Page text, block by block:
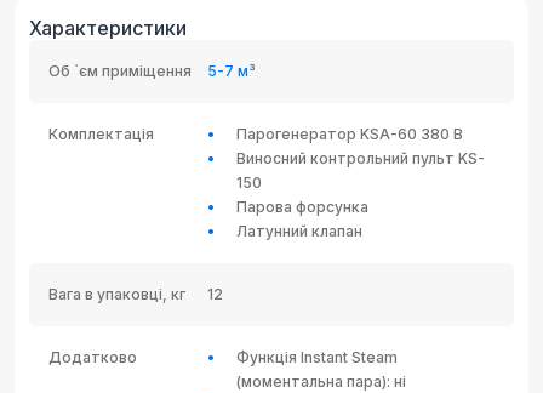
Характеристики
Об `єм приміщення 5-7 м³
Комплектація
Парогенератор KSA-60 380 В
Виносний контрольний пульт KS-
150
Парова форсунка
Латунний клапан
Вага в упаковці, кг 12
Додатково
Функція Instant Steam
(моментальна пара): ні